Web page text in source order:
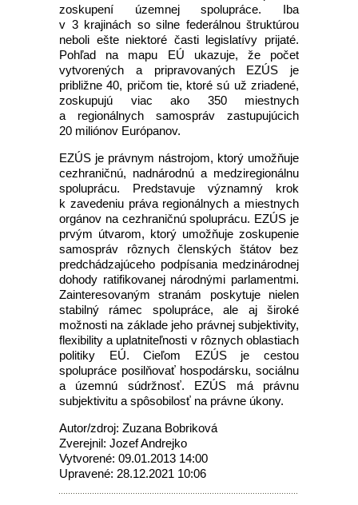
zoskupení územnej spolupráce. Iba
v 3 krajinách so silne federálnou štruktúrou
neboli ešte niektoré časti legislatívy prijaté.
Pohľad na mapu EÚ ukazuje, že počet
vytvorených a pripravovaných EZÚS je
približne 40, pričom tie, ktoré sú už zriadené,
zoskupujú viac ako 350 miestnych
a regionálnych samospráv zastupujúcich
20 miliónov Európanov.
EZÚS je právnym nástrojom, ktorý umožňuje
cezhraničnú, nadnárodnú a medziregionálnu
spoluprácu. Predstavuje významný krok
k zavedeniu práva regionálnych a miestnych
orgánov na cezhraničnú spoluprácu. EZÚS je
prvým útvarom, ktorý umožňuje zoskupenie
samospráv rôznych členských štátov bez
predchádzajúceho podpísania medzinárodnej
dohody ratifikovanej národnými parlamentmi.
Zainteresovaným stranám poskytuje nielen
stabilný rámec spolupráce, ale aj široké
možnosti na základe jeho právnej subjektivity,
flexibility a uplatniteľnosti v rôznych oblastiach
politiky EÚ. Cieľom EZÚS je cestou
spolupráce posilňovať hospodársku, sociálnu
a územnú súdržnosť. EZÚS má právnu
subjektivitu a spôsobilosť na právne úkony.
Autor/zdroj: Zuzana Bobriková
Zverejnil: Jozef Andrejko
Vytvorené: 09.01.2013 14:00
Upravené: 28.12.2021 10:06